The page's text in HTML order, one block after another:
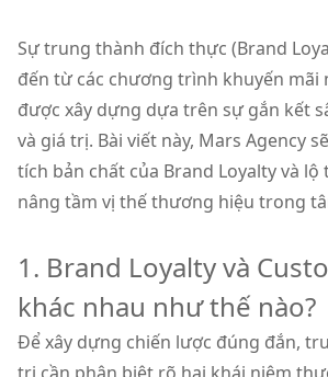
Sự trung thành đích thực (Brand
đến từ các chương trình khuyến mãi
được xây dựng dựa trên sự gắn kết
và giá trị. Bài viết này, Mars Agency
tích bản chất của Brand Loyalty và
nâng tầm vị thế thương hiệu trong
1. Brand Loyalty và
khác nhau như thế nào?
Để xây dựng chiến lược đúng đắn,